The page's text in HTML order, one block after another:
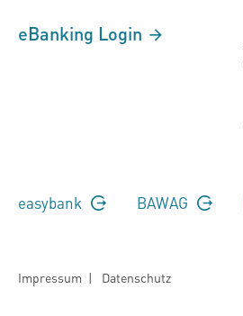
eBanking Login
easybank BAWAG
Impressum | Datenschutz